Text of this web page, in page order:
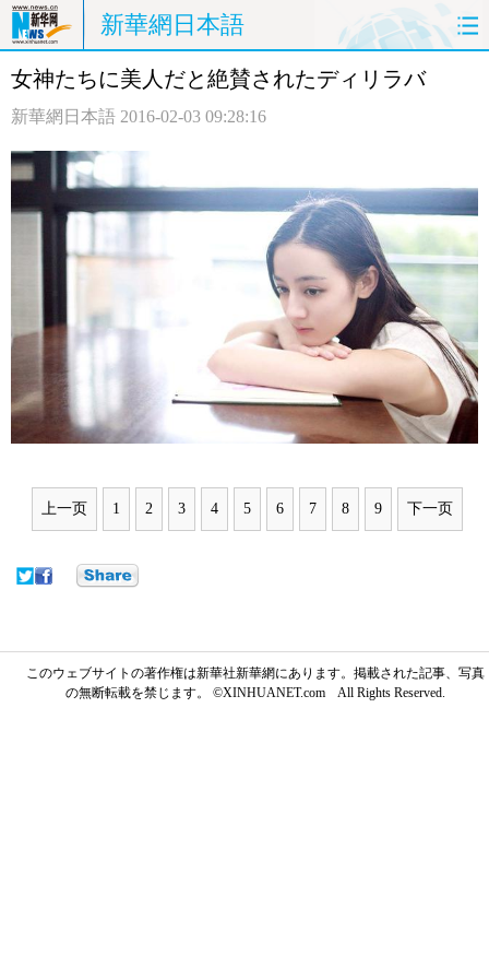
新華網日本語
ホームページ 政治 経済
観光 評論 写真
中日対訳
女神たちに美人だと絶賛されたディリラバ
新華網日本語 2016-02-03 09:28:16
上一页 1 2 3 4 5 6 7 8 9 下一页
このウェブサイトの著作権は新華社新華網にあります。掲載された記事、写真
の無断転載を禁じます。 ©XINHUANET.com All Rights Reserved.